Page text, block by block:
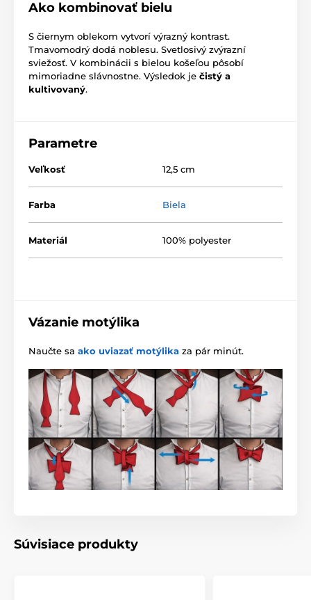
Ako kombinovať bielu
S čiernym oblekom vytvorí výrazný kontrast.
Tmavomodrý dodá noblesu. Svetlosivý zvýrazní
sviežosť. V kombinácii s bielou košeľou pôsobí
mimoriadne slávnostne. Výsledok je čistý a
kultivovaný.
Parametre
Veľkosť 12,5 cm
Farba Biela
Materiál 100% polyester
Vázanie motýlika
Naučte sa ako uviazať motýlika za pár minút.
Súvisiace produkty